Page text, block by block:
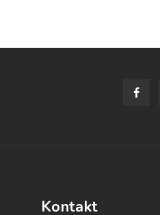
Kontakt